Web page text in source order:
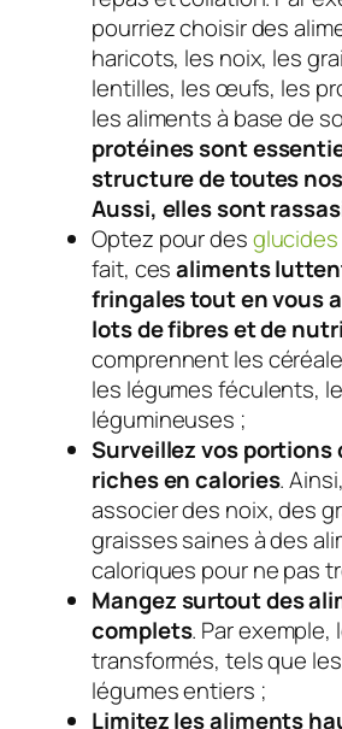
pourriez choisir des
haricots, les noix, les
lentilles, les œufs, les
les aliments à base de
protéines sont
structure de toutes
Aussi, elles sont
Optez pour desglucides
fait, cesaliments
fringales tout en vous
lots de fibres et de
comprennent les
les légumes féculents,
légumineuses ;
Surveillez vos portions
riches en calories.
associer des noix, des
graisses saines à des
caloriques pour ne pas
Mangez surtout des
complets. Par
transformés, tels que
légumes entiers ;
Limitez les aliments